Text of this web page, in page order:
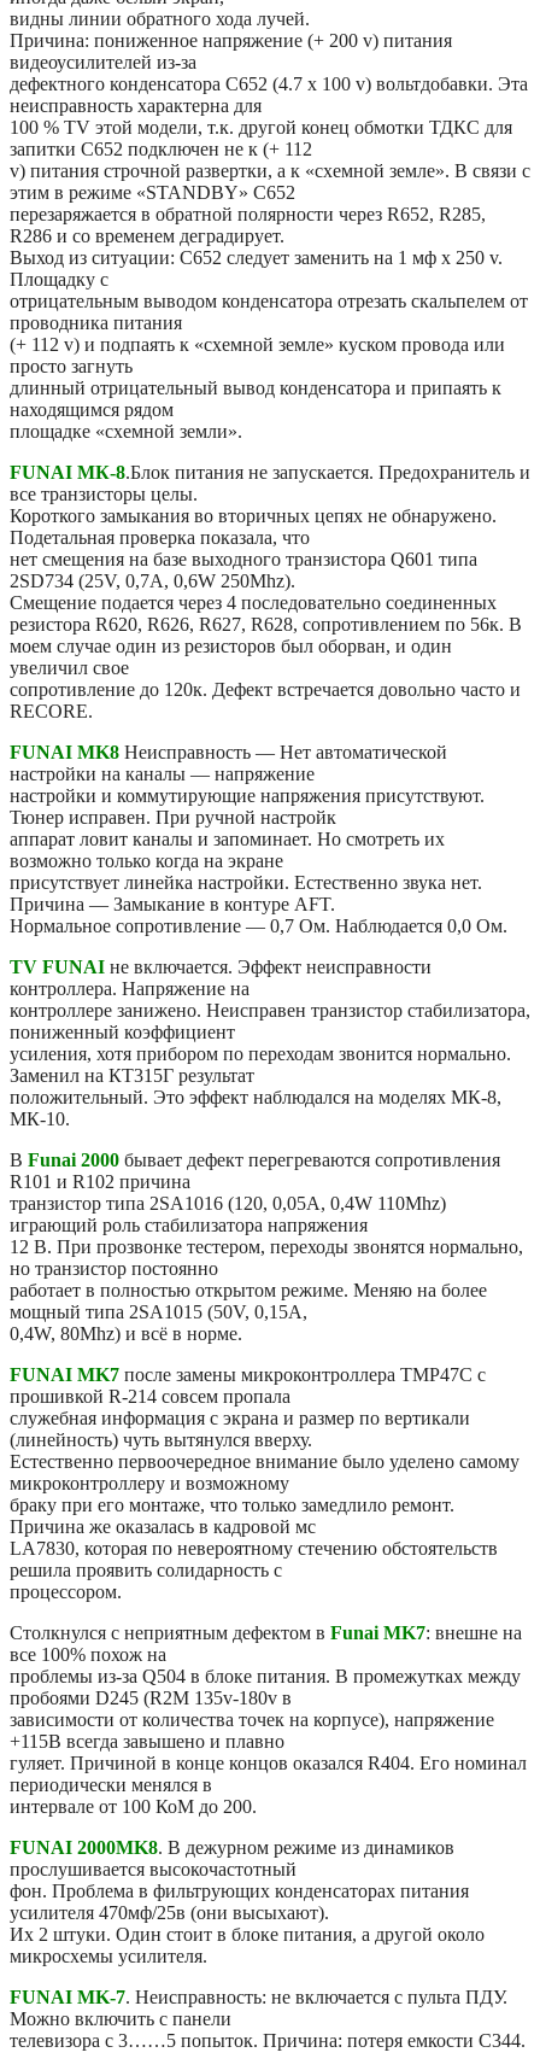
видны линии обратного хода лучей.
Причина: пониженное напряжение (+ 200 v) питания
видеоусилителей из-за
дефектного конденсатора С652 (4.7 х 100 v) вольтдобавки. Эта
неисправность характерна для
100 % TV этой модели, т.к. другой конец обмотки ТДКС для
запитки С652 подключен не к (+ 112
v) питания строчной развертки, а к «схемной земле». В связи с
этим в режиме «STANDBY» С652
перезаряжается в обратной полярности через R652, R285,
R286 и со временем деградирует.
Выход из ситуации: С652 следует заменить на 1 мф х 250 v.
Площадку с
отрицательным выводом конденсатора отрезать скальпелем от
проводника питания
(+ 112 v) и подпаять к «схемной земле» куском провода или
просто загнуть
длинный отрицательный вывод конденсатора и припаять к
находящимся рядом
площадке «схемной земли».
FUNAI МК-8.Блок питания не запускается. Предохранитель и
все транзисторы целы.
Короткого замыкания во вторичных цепях не обнаружено.
Подетальная проверка показала, что
нет смещения на базе выходного транзистора Q601 типа
2SD734 (25V, 0,7A, 0,6W 250Mhz).
Смещение подается через 4 последовательно соединенных
резистора R620, R626, R627, R628, сопротивлением по 56к. В
моем случае один из резисторов был оборван, и один
увеличил свое
сопротивление до 120к. Дефект встречается довольно часто и
RECORE.
FUNAI MK8 Неисправность — Нет автоматической
настройки на каналы — напряжение
настройки и коммутирующие напряжения присутствуют.
Тюнер исправен. При ручной настройк
аппарат ловит каналы и запоминает. Но смотреть их
возможно только когда на экране
присутствует линейка настройки. Естественно звука нет.
Причина — Замыкание в контуре AFT.
Нормальное сопротивление — 0,7 Ом. Наблюдается 0,0 Ом.
TV FUNAI не включается. Эффект неисправности
контроллера. Напряжение на
контроллере занижено. Неисправен транзистор стабилизатора,
пониженный коэффициент
усиления, хотя прибором по переходам звонится нормально.
Заменил на КТ315Г результат
положительный. Это эффект наблюдался на моделях МК-8,
МК-10.
В Funai 2000 бывает дефект перегреваются сопротивления
R101 и R102 причина
транзистор типа 2SA1016 (120, 0,05A, 0,4W 110Mhz)
играющий роль стабилизатора напряжения
12 В. При прозвонке тестером, переходы звонятся нормально,
но транзистор постоянно
работает в полностью открытом режиме. Меняю на более
мощный типа 2SА1015 (50V, 0,15A,
0,4W, 80Mhz) и всё в норме.
FUNAI MK7 после замены микроконтроллера TMP47C с
прошивкой R-214 совсем пропала
служебная информация с экрана и размер по вертикали
(линейность) чуть вытянулся вверху.
Естественно первоочередное внимание было уделено самому
микроконтроллеру и возможному
браку при его монтаже, что только замедлило ремонт.
Причина же оказалась в кадровой мс
LA7830, которая по невероятному стечению обстоятельств
решила проявить солидарность с
процессором.
Столкнулся с неприятным дефектом в Funai MK7: внешне на
все 100% похож на
проблемы из-за Q504 в блоке питания. В промежутках между
пробоями D245 (R2M 135v-180v в
зависимости от количества точек на корпусе), напряжение
+115В всегда завышено и плавно
гуляет. Причиной в конце концов оказался R404. Его номинал
периодически менялся в
интервале от 100 КоМ до 200.
FUNAI 2000MK8. В дежурном режиме из динамиков
прослушивается высокочастотный
фон. Проблема в фильтрующих конденсаторах питания
усилителя 470мф/25в (они высыхают).
Их 2 штуки. Один стоит в блоке питания, а другой около
микросхемы усилителя.
FUNAI MK-7. Неисправность: не включается с пульта ПДУ.
Можно включить с панели
телевизора с 3……5 попыток. Причина: потеря емкости С344.